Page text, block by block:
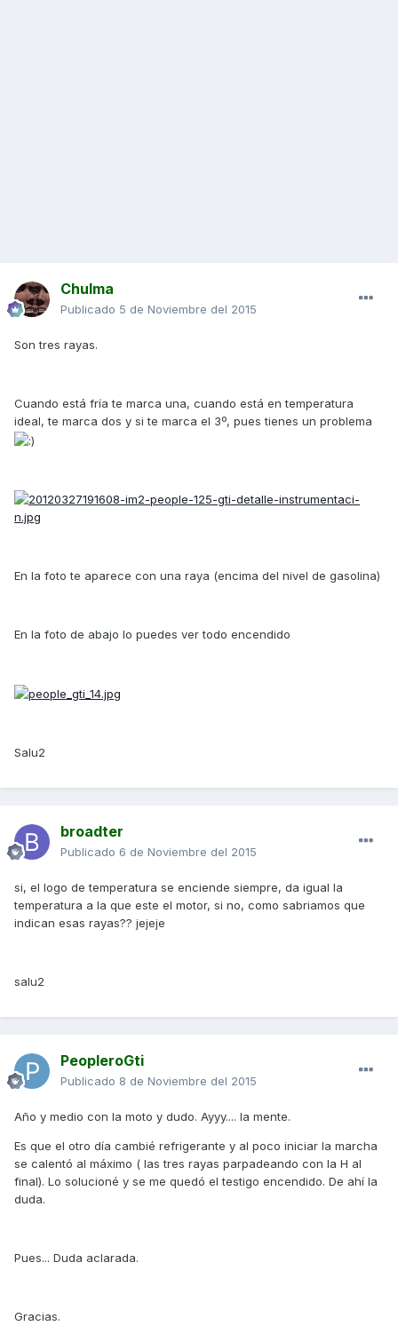
Chulma
Publicado 5 de Noviembre del 2015
Son tres rayas.
Cuando está fría te marca una, cuando está en temperatura
ideal, te marca dos y si te marca el 3º, pues tienes un problema
En la foto te aparece con una raya (encima del nivel de gasolina)
En la foto de abajo lo puedes ver todo encendido
Salu2
broadter
Publicado 6 de Noviembre del 2015
si, el logo de temperatura se enciende siempre, da igual la
temperatura a la que este el motor, si no, como sabriamos que
indican esas rayas?? jejeje
salu2
PeopleroGti
Publicado 8 de Noviembre del 2015
Año y medio con la moto y dudo. Ayyy.... la mente.
Es que el otro día cambié refrigerante y al poco iniciar la marcha
se calentó al máximo ( las tres rayas parpadeando con la H al
final). Lo solucioné y se me quedó el testigo encendido. De ahí la
duda.
Pues... Duda aclarada.
Gracias.